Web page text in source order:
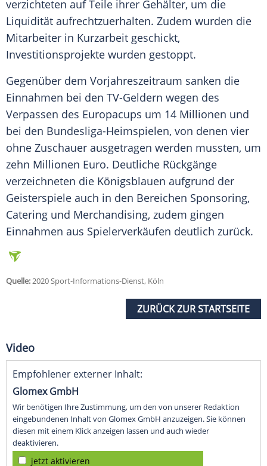
verzichteten auf Teile ihrer Gehälter, um die
Liquidität aufrechtzuerhalten. Zudem wurden die
Mitarbeiter in Kurzarbeit geschickt,
Investitionsprojekte wurden gestoppt.
Gegenüber dem Vorjahreszeitraum sanken die
Einnahmen bei den TV-Geldern wegen des
Verpassen des Europacups um 14 Millionen und
bei den Bundesliga-Heimspielen, von denen vier
ohne Zuschauer ausgetragen werden mussten, um
zehn Millionen Euro. Deutliche Rückgänge
verzeichneten die Königsblauen aufgrund der
Geisterspiele auch in den Bereichen Sponsoring,
Catering und Merchandising, zudem gingen
Einnahmen aus Spielerverkäufen deutlich zurück.
Quelle:2020 Sport-Informations-Dienst, Köln
ZURÜCK ZUR STARTSEITE
Video
Empfohlener externer Inhalt:
Glomex GmbH
Wir benötigen Ihre Zustimmung, um den von unserer Redaktion
eingebundenen Inhalt von Glomex GmbH anzuzeigen. Sie können
diesen mit einem Klick anzeigen lassen und auch wieder
deaktivieren.
jetzt aktivieren